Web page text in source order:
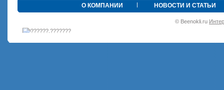
О КОМПАНИИ НОВОСТИ И СТАТЬИ
© Beenokli.ru
•